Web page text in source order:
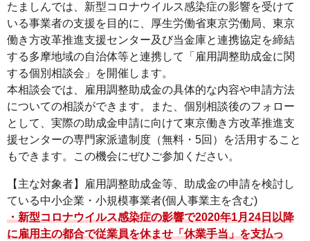
メ
ニ
ュ
ー
へ
ペ
ー
ジ
本
へ
イ
たましんでは、新型コロナウイルス感染症の影響を受けて
いる事業者の支援を目的に、厚生労働省東京労働局、東京
働き方改革推進支援センター及び当金庫と連携協定を締結
する多摩地域の自治体等と連携して「雇用調整助成金に関
する個別相談会」を開催します。
本相談会では、雇用調整助成金の具体的な内容や申請方法
についての相談ができます。また、個別相談後のフォロー
として、実際の助成金申請に向けて東京働き方改革推進支
援センターの専門家派遣制度（無料・5回）を活用すること
もできます。この機会にぜひご参加ください。
【主な対象者】雇用調整助成金等、助成金の申請を検討し
ている中小企業・小規模事業者(個人事業主を含む)
・新型コロナウイルス感染症の影響で2020年1月24日以降
に雇用主の都合で従業員を休ませ「休業手当」を支払っ